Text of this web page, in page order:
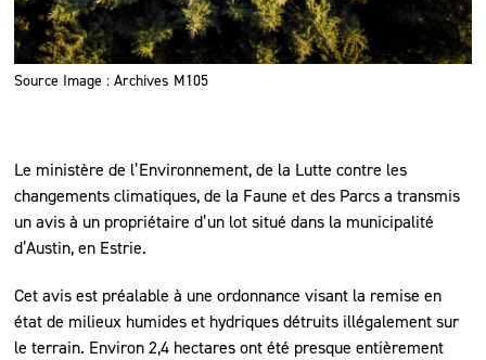
Source Image : Archives M105
Le ministère de l’Environnement, de la Lutte contre les
changements climatiques, de la Faune et des Parcs a transmis
un avis à un propriétaire d’un lot situé dans la municipalité
d’Austin, en Estrie.
Cet avis est préalable à une ordonnance visant la remise en
état de milieux humides et hydriques détruits illégalement sur
le terrain. Environ 2,4 hectares ont été presque entièrement